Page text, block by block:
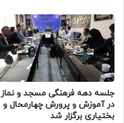
جلسه دهه فرهنگی مسجد و نماز
در آموزش و پرورش چهارمحال و
بختیاری برگزار شد